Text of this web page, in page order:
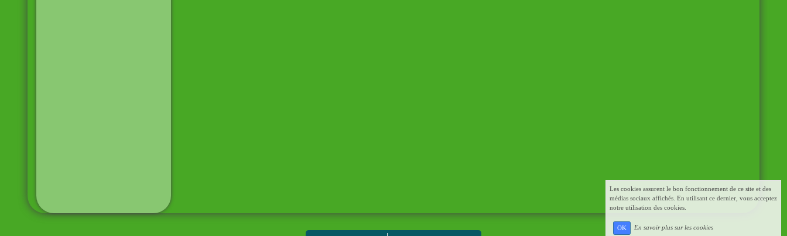
Les cookies assurent le bon fonctionnement de ce site et des
médias sociaux affichés. En utilisant ce dernier, vous acceptez
notre utilisation des cookies.
OK En savoir plus sur les cookies